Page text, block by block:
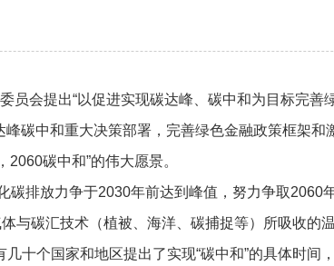
员会提出“以促进实现碳达峰、碳中和为目标完善
碳中和重大决策部署，完善绿色金融政策框架和
碳中和”的伟大愿景。
碳排放力争于2030年前达到峰值，努力争取2060
与碳汇技术（植被、海洋、碳捕捉等）所吸收的
十个国家和地区提出了实现“碳中和”的具体时间